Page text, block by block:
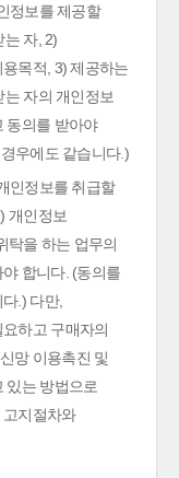
정보를 제공할
는 자, 2)
목적, 3) 제공하는
자의 개인정보
동의를 받아야
우에도 같습니다.)
인정보를 취급할
개인정보
탁을 하는 업무의
합니다. (동의를
.) 다만,
하고 구매자의
망 이용촉진 및
있는 방법으로
지절차와